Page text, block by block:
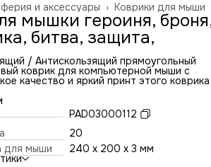
Коврики для мыши
и аксессуары ›
мышки героиня,
битва, защита,
/ Антискользящий прямоугольный
коврик для компьютерной мыши с
качество и яркий принт этого коврика
Повышенная
цена/качество. Коврик подходит
оптических и лазерных с любой
и любым типом сенсора. Гладкая
обеспечивает полный контроль над
мышки. Нескользящее
резины. Не очень большой и не
размера коврик, надёжно
PAD03000112
20
для мыши
240 x 200 x 3 мм